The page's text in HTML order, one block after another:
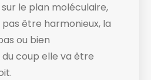
le plan moléculaire,
être harmonieux, la
ou bien
coup elle va être